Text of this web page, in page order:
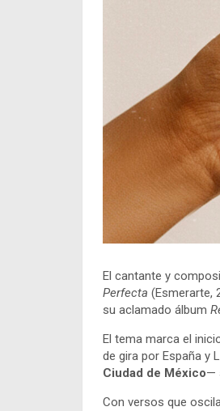
El cantante y
Perfecta (Esmerarte,
su aclamado álbum
El tema marca el
de gira por España y
Ciudad de México—
Con versos que